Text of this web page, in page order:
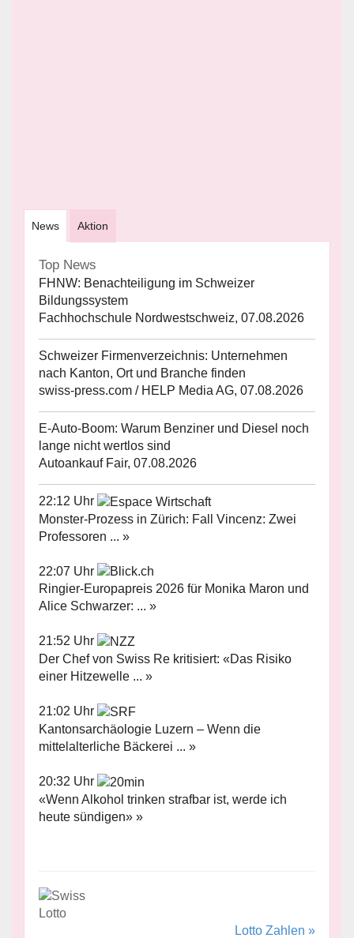
News Aktion
Top News
FHNW: Benachteiligung im Schweizer
Bildungssystem
Fachhochschule Nordwestschweiz, 07.08.2026
Schweizer Firmenverzeichnis: Unternehmen
nach Kanton, Ort und Branche finden
swiss-press.com / HELP Media AG, 07.08.2026
E-Auto-Boom: Warum Benziner und Diesel noch
lange nicht wertlos sind
Autoankauf Fair, 07.08.2026
22:12 Uhr
Monster-Prozess in Zürich: Fall Vincenz: Zwei
Professoren ... »
22:07 Uhr
Ringier-Europapreis 2026 für Monika Maron und
Alice Schwarzer: ... »
21:52 Uhr
Der Chef von Swiss Re kritisiert: «Das Risiko
einer Hitzewelle ... »
21:02 Uhr
Kantonsarchäologie Luzern – Wenn die
mittelalterliche Bäckerei ... »
20:32 Uhr
«Wenn Alkohol trinken strafbar ist, werde ich
heute sündigen» »
Lotto Zahlen »